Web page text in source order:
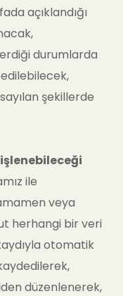
açıklandığı
durumlarda
şekillerde
ile
veya
herhangi bir veri
otomatik
düzenlenerek,